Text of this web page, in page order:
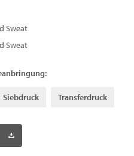
Sweat
Sweat
Siebdruck Transferdruck